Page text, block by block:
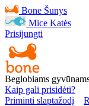
Bone Šunys
Mice Katės
Prisijungti
Beglobiams
Kaip gali prisidėti?
Priminti slaptažodį